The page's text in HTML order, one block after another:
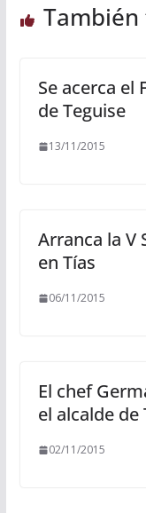
Se acerca el
de Teguise
13/11/2015
Arranca la V
en Tías
06/11/2015
El chef
el alcalde de
02/11/2015